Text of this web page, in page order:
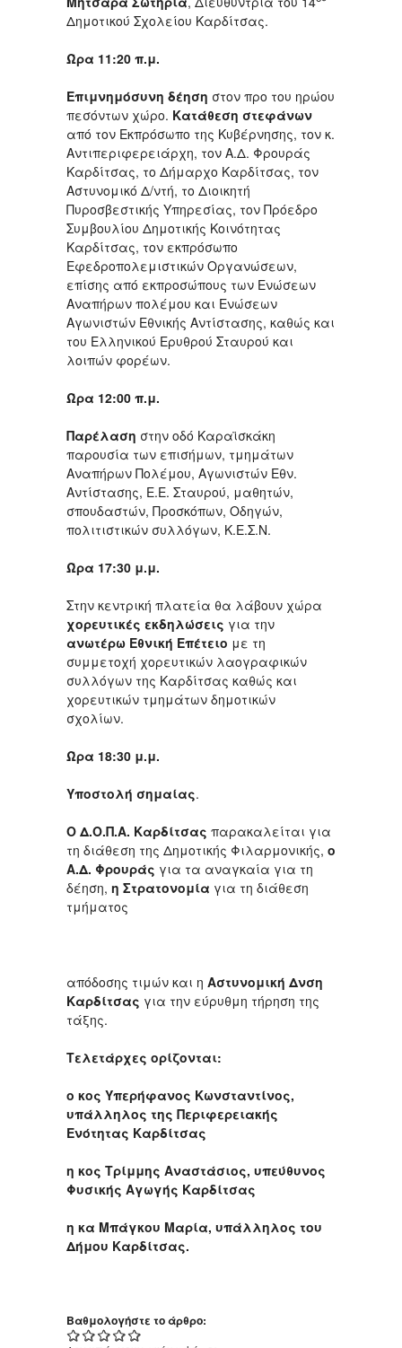
Δημοτικού Σχολείου Καρδίτσας.
Ώρα 11:20 π.μ.
Επιμνημόσυνη δέηση στον προ του ηρώου
πεσόντων χώρο. Κατάθεση στεφάνων
από τον Εκπρόσωπο της Κυβέρνησης, τον κ.
Αντιπεριφερειάρχη, τον Α.Δ. Φρουράς
Καρδίτσας, το Δήμαρχο Καρδίτσας, τον
Αστυνομικό Δ/ντή, το Διοικητή
Πυροσβεστικής Υπηρεσίας, τον Πρόεδρο
Συμβουλίου Δημοτικής Κοινότητας
Καρδίτσας, τον εκπρόσωπο
Εφεδροπολεμιστικών Οργανώσεων,
επίσης από εκπροσώπους των Ενώσεων
Αναπήρων πολέμου και Ενώσεων
Αγωνιστών Εθνικής Αντίστασης, καθώς και
του Ελληνικού Ερυθρού Σταυρού και
λοιπών φορέων.
Ώρα 12:00 π.μ.
Παρέλαση στην οδό Καραϊσκάκη
παρουσία των επισήμων, τμημάτων
Αναπήρων Πολέμου, Αγωνιστών Εθν.
Αντίστασης, Ε.Ε. Σταυρού, μαθητών,
σπουδαστών, Προσκόπων, Οδηγών,
πολιτιστικών συλλόγων, Κ.Ε.Σ.Ν.
Ώρα 17:30 μ.μ.
Στην κεντρική πλατεία θα λάβουν χώρα
χορευτικές εκδηλώσεις για την
ανωτέρω Εθνική Επέτειο με τη
συμμετοχή χορευτικών λαογραφικών
συλλόγων της Καρδίτσας καθώς και
χορευτικών τμημάτων δημοτικών
σχολίων.
Ώρα 18:30 μ.μ.
Υποστολή σημαίας.
Ο Δ.Ο.Π.Α. Καρδίτσας παρακαλείται για
τη διάθεση της Δημοτικής Φιλαρμονικής, ο
Α.Δ. Φρουράς για τα αναγκαία για τη
δέηση, η Στρατονομία για τη διάθεση
τμήματος
απόδοσης τιμών και η Αστυνομική Δνση
Καρδίτσας για την εύρυθμη τήρηση της
τάξης.
Τελετάρχες ορίζονται:
ο κος Υπερήφανος Κωνσταντίνος,
υπάλληλος της Περιφερειακής
Ενότητας Καρδίτσας
η κος Τρίμμης Αναστάσιος, υπεύθυνος
Φυσικής Αγωγής Καρδίτσας
η κα Μπάγκου Μαρία, υπάλληλος του
Δήμου Καρδίτσας.
Βαθμολογήστε το άρθρο: